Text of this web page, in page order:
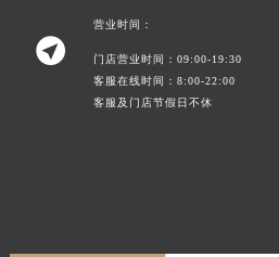

营业时间：
门店营业时间：09:00-19:30
客服在线时间：8:00-22:00
客服及门店节假日不休